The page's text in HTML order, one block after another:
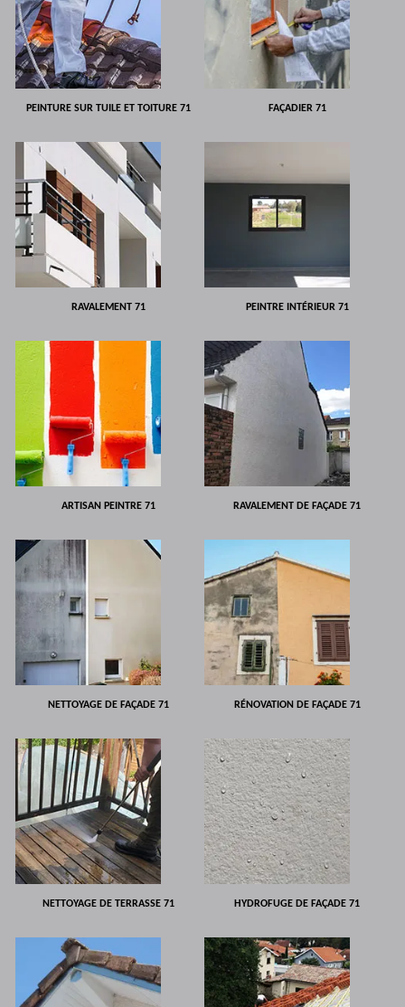
PEINTURE SUR TUILE ET TOITURE 71 FAÇADIER 71
RAVALEMENT 71 PEINTRE INTÉRIEUR 71
ARTISAN PEINTRE 71 RAVALEMENT DE FAÇADE 71
NETTOYAGE DE FAÇADE 71 RÉNOVATION DE FAÇADE 71
NETTOYAGE DE TERRASSE 71 HYDROFUGE DE FAÇADE 71